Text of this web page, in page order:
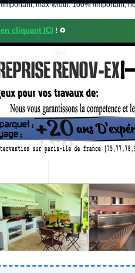
max-width: 100% !important;
cliquant ICI ! ♻️